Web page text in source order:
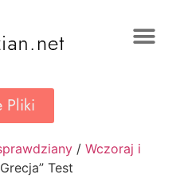
Pliki
/ Wczoraj i
Test